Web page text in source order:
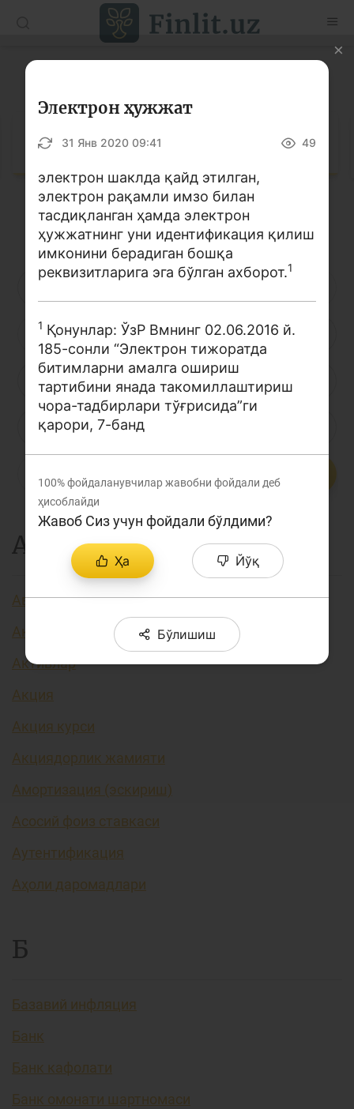
Рус
Мақолалар
Ўқув қўлланмалар
Молиявий саводхонлик бўйича китоблар
Видео
Лойиҳалар
Фотогалерея
Лойиҳа ҳақида
Кенгайтирилган қидирув
Сайт харитаси
Луғат
Кирилл алифбоси Лотин алифбоси
Ё Ж З И Й К
Л М Н О П Р
Т У Ў
А
Авторизация
Аккредитив
Активлар
Акция
Акция курси
Акциядорлик жамияти
Амортизация (эскириш)
Асосий фоиз ставкаси
Аутентификация
Аҳоли даромадлари
Б
Базавий инфляция
Банк
Банк кафолати
Банк омонати шартномаси
Электрон ҳужжат
31 Янв 2020 09:41 49
электрон шаклда қайд этилган,
электрон рақамли имзо билан
тасдиқланган ҳамда электрон
ҳужжатнинг уни идентификация қилиш
имконини берадиган бошқа
реквизитларига эга бўлган ахборот.1
1 Қонунлар: ЎзР Вмнинг 02.06.2016 й.
185-сонли “Электрон тижоратда
битимларни амалга ошириш
тартибини янада такомиллаштириш
чора-тадбирлари тўғрисида”ги
қарори, 7-банд
100%фойдаланувчилар жавобни фойдали деб
ҳисоблайди
Жавоб Сиз учун фойдали бўлдими?
Ҳа Йўқ
Бўлишиш